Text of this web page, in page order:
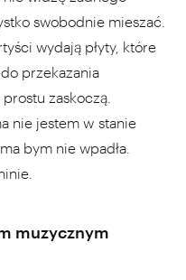
swobodnie mieszać.
wydają płyty, które
przekazania
zaskoczą.
nie jestem w stanie
bym nie wpadła.
muzycznym